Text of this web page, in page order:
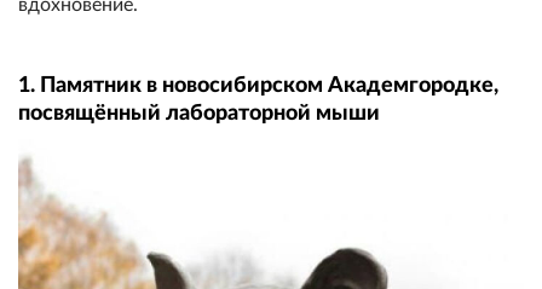
вдохновение.
1. Памятник в новосибирском Академгородке,
посвящённый лабораторной мыши